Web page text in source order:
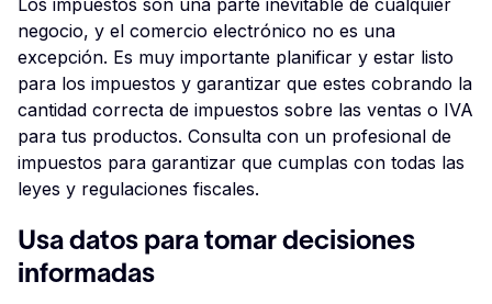
negocio, y el comercio electrónico no es una
excepción. Es muy importante planificar y estar listo
para los impuestos y garantizar que estes cobrando la
cantidad correcta de impuestos sobre las ventas o IVA
para tus productos. Consulta con un profesional de
impuestos para garantizar que cumplas con todas las
leyes y regulaciones fiscales.
Usa datos para tomar decisiones
informadas